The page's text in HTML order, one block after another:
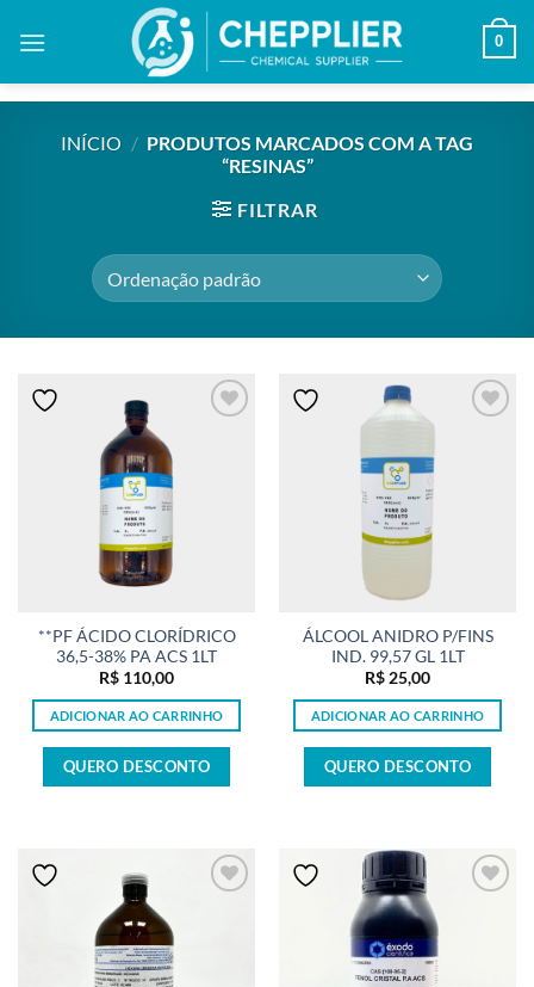
0
INÍCIO / PRODUTOS MARCADOS COM A TAG
“RESINAS”
FILTRAR
**PF ÁCIDO CLORÍDRICO
36,5-38% PA ACS 1LT
R$ 110,00
ADICIONAR AO CARRINHO
QUERO DESCONTO
ÁLCOOL ANIDRO P/FINS
IND. 99,57 GL 1LT
R$ 25,00
ADICIONAR AO CARRINHO
QUERO DESCONTO